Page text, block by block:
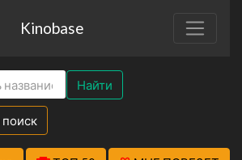
Kinobase
Найти